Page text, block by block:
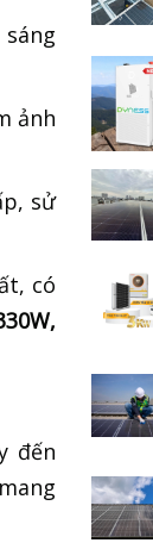
ảnh
sử
có
đến